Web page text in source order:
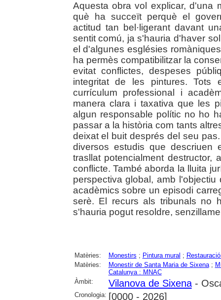
Aquesta obra vol explicar, d'una
què ha succeït perquè el
actitud tan bel·ligerant davant
sentit comú, ja s'hauria d'haver
el d'algunes esglésies
ha permès compatibilitzar la
evitat conflictes, despeses
integritat de les pintures. Tots
currículum professional i
manera clara i taxativa que les
algun responsable polític no ho
passar a la història com tants
deixat el buit després del seu
diversos estudis que descriuen
trasllat potencialment
conflicte. També aborda la lluita
perspectiva global, amb
acadèmics sobre un episodi
serè. El recurs als tribunals no
s'hauria pogut resoldre,
Matèries: Monestirs ; Pintura mural ;
Matèries:
Monestir de Santa Maria de Sixena;
Catalunya : MNAC
Àmbit:
Vilanova de Sixena-
Cronologia: [0000 - 2026]